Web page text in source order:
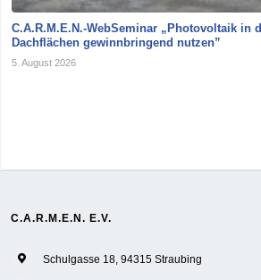
C.A.R.M.E.N.-WebSeminar „Photovoltaik in
Dachflächen gewinnbringend nutzen”
5. August 2026
C.A.R.M.E.N. E.V.
Schulgasse 18, 94315 Straubing